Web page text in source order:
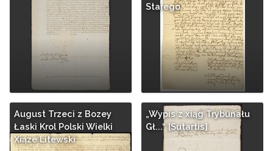
Starego
August Trzeci z Bozey
Łaski Krol Polski Wielki
Xiąze Litewski
„Wypis z xiąg Trybunału
Gł...“ [Sutartis]